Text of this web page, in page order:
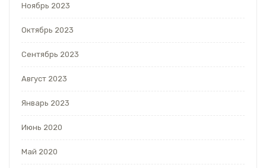
Ноябрь 2023
Октябрь 2023
Сентябрь 2023
Август 2023
Январь 2023
Июнь 2020
Май 2020